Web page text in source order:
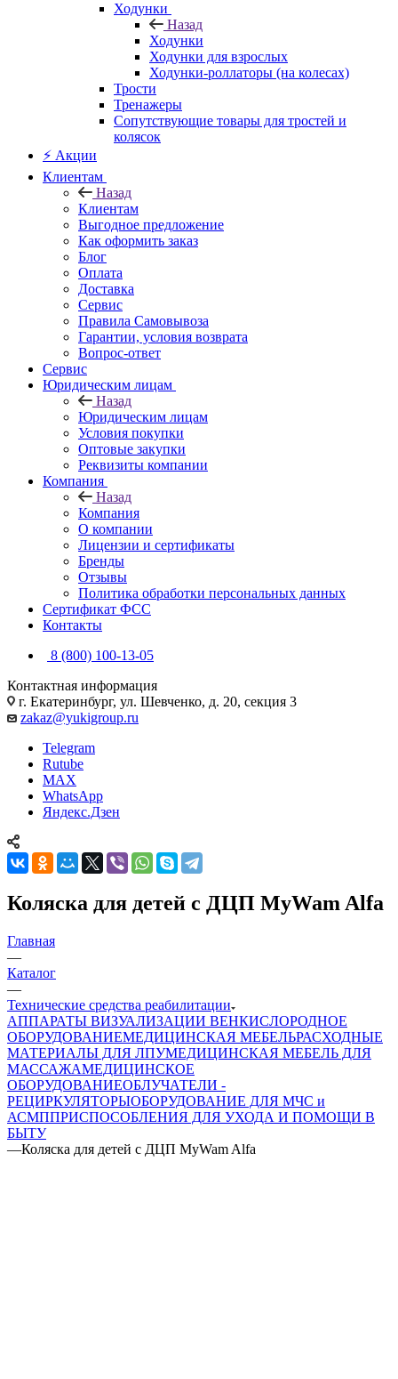
Ходунки
Назад
Ходунки
Ходунки для взрослых
Ходунки-роллаторы (на колесах)
Трости
Тренажеры
Сопутствующие товары для тростей и
колясок
⚡ Акции
Клиентам
Назад
Клиентам
Выгодное предложение
Как оформить заказ
Блог
Оплата
Доставка
Сервис
Правила Самовывоза
Гарантии, условия возврата
Вопрос-ответ
Сервис
Юридическим лицам
Назад
Юридическим лицам
Условия покупки
Оптовые закупки
Реквизиты компании
Компания
Назад
Компания
О компании
Лицензии и сертификаты
Бренды
Отзывы
Политика обработки персональных данных
Сертификат ФСС
Контакты
8 (800) 100-13-05
Контактная информация
г. Екатеринбург, ул. Шевченко, д. 20, секция 3
zakaz@yukigroup.ru
Telegram
Rutube
MAX
WhatsApp
Яндекс.Дзен
Коляска для детей с ДЦП MyWam Alfa
Главная
—
Каталог
—
Технические средства реабилитации
АППАРАТЫ ВИЗУАЛИЗАЦИИ ВЕНКИСЛОРОДНОЕ
ОБОРУДОВАНИЕМЕДИЦИНСКАЯ МЕБЕЛЬРАСХОДНЫЕ
МАТЕРИАЛЫ ДЛЯ ЛПУМЕДИЦИНСКАЯ МЕБЕЛЬ ДЛЯ
МАССАЖАМЕДИЦИНСКОЕ
ОБОРУДОВАНИЕОБЛУЧАТЕЛИ -
РЕЦИРКУЛЯТОРЫОБОРУДОВАНИЕ ДЛЯ МЧС и
АСМППРИСПОСОБЛЕНИЯ ДЛЯ УХОДА И ПОМОЩИ В
БЫТУ
—Коляска для детей с ДЦП MyWam Alfa